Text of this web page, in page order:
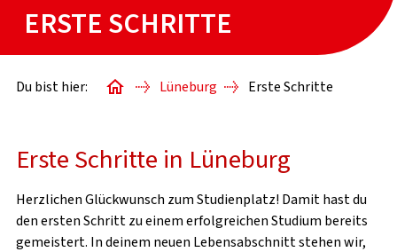
WISSENSWERTES
SACHBEARBEITUNG
STUDIENSTARTHILFE
ERSTE SCHRITTE
Du bist hier: Lüneburg Erste Schritte
Erste Schritte in Lüneburg
Herzlichen Glückwunsch zum Studienplatz! Damit hast du
den ersten Schritt zu einem erfolgreichen Studium bereits
gemeistert. In deinem neuen Lebensabschnitt stehen wir,